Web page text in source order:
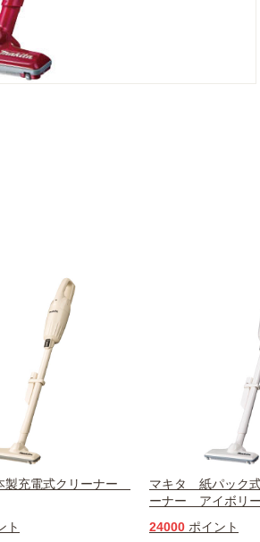
充電式クリーナー
ト
マキタ 紙パック
ーナー アイボリー
24000 ポイント